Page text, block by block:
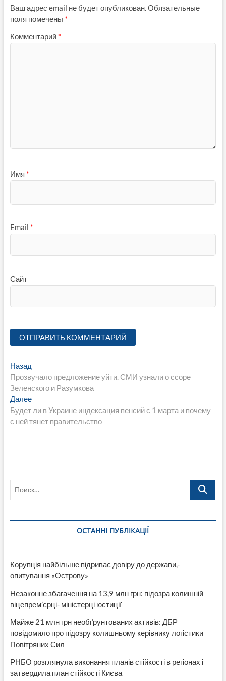
Ваш адрес email не будет опубликован.Обязательные
поля помечены *
Комментарий *
Имя *
Email *
Сайт
Навигация
по
записям
НазадПредыдущая
запись:
Прозвучало предложение уйти. СМИ узнали о ссоре
Зеленского и Разумкова
ДалееСледующая
запись:
Будет ли в Украине индексация пенсий с 1 марта и почему
с ней тянет правительство
Поиск…
ОСТАННІ ПУБЛІКАЦІЇ
Корупція найбільше підриває довіру до держави,-
опитування «Острову»
Незаконне збагачення на 13,9 млн грн: підозра колишній
віцепрем’єрці- міністерці юстиції
Майже 21 млн грн необґрунтованих активів: ДБР
повідомило про підозру колишньому керівнику логістики
Повітряних Сил
РНБО розглянула виконання планів стійкості в регіонах і
затвердила план стійкості Києва